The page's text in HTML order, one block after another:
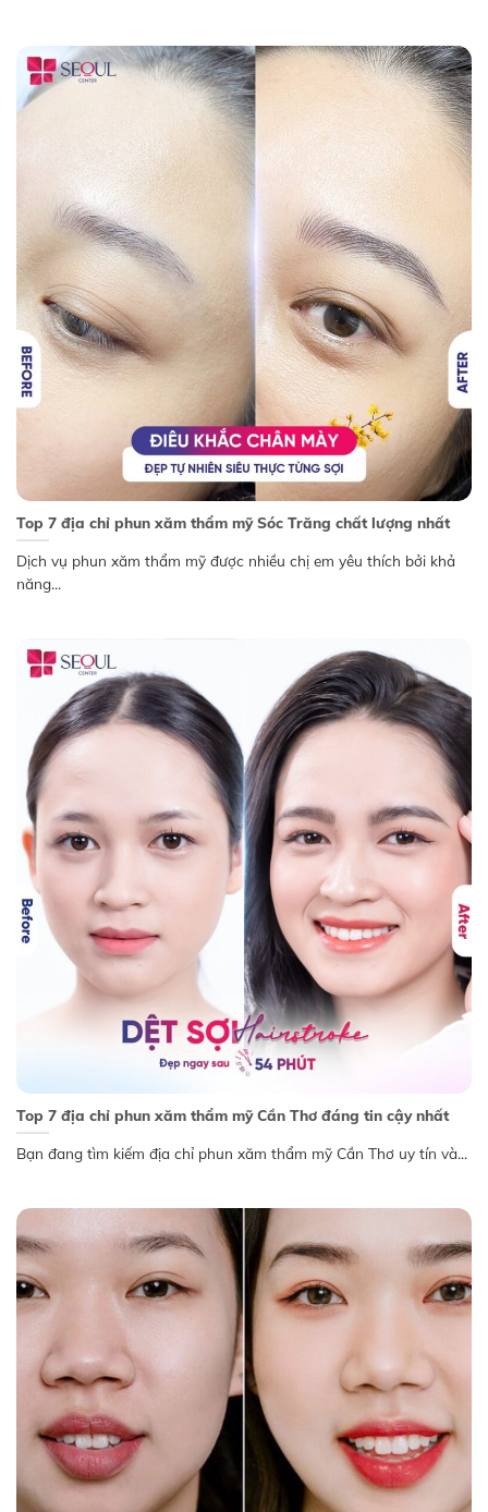
Top 7 địa chỉ phun xăm thẩm mỹ Sóc Trăng chất lượng nhất
Dịch vụ phun xăm thẩm mỹ được nhiều chị em yêu thích bởi khả
năng...
Top 7 địa chỉ phun xăm thẩm mỹ Cần Thơ đáng tin cậy nhất
Bạn đang tìm kiếm địa chỉ phun xăm thẩm mỹ Cần Thơ uy tín và...